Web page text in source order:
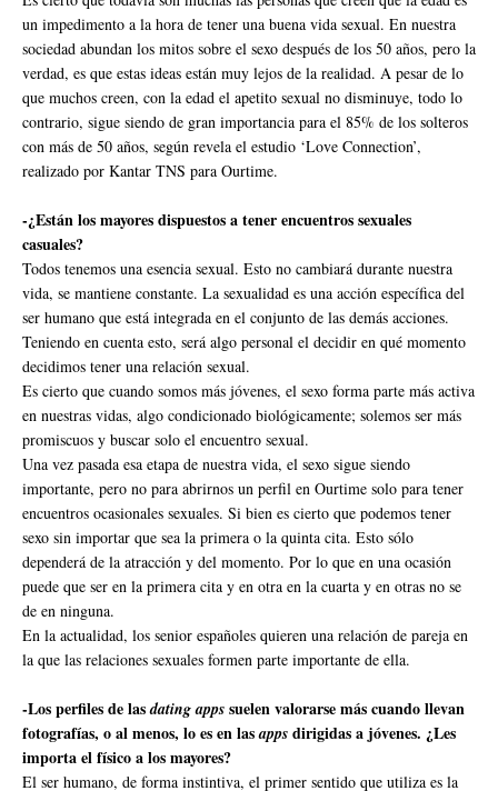
un impedimento a la hora de tener una buena vida sexual. En nuestra
sociedad abundan los mitos sobre el sexo después de los 50 años, pero la
verdad, es que estas ideas están muy lejos de la realidad. A pesar de lo
que muchos creen, con la edad el apetito sexual no disminuye, todo lo
contrario, sigue siendo de gran importancia para el 85% de los solteros
con más de 50 años, según revela el estudio ‘Love Connection’,
realizado por Kantar TNS para Ourtime.
-¿Están los mayores dispuestos a tener encuentros sexuales
casuales?
Todos tenemos una esencia sexual. Esto no cambiará durante nuestra
vida, se mantiene constante. La sexualidad es una acción específica del
ser humano que está integrada en el conjunto de las demás acciones.
Teniendo en cuenta esto, será algo personal el decidir en qué momento
decidimos tener una relación sexual.
Es cierto que cuando somos más jóvenes, el sexo forma parte más activa
en nuestras vidas, algo condicionado biológicamente; solemos ser más
promiscuos y buscar solo el encuentro sexual.
Una vez pasada esa etapa de nuestra vida, el sexo sigue siendo
importante, pero no para abrirnos un perfil en Ourtime solo para tener
encuentros ocasionales sexuales. Si bien es cierto que podemos tener
sexo sin importar que sea la primera o la quinta cita. Esto sólo
dependerá de la atracción y del momento. Por lo que en una ocasión
puede que ser en la primera cita y en otra en la cuarta y en otras no se
de en ninguna.
En la actualidad, los senior españoles quieren una relación de pareja en
la que las relaciones sexuales formen parte importante de ella.
-Los perfiles de lasdating apps suelen valorarse más cuando llevan
fotografías, o al menos, lo es en lasapps dirigidas a jóvenes. ¿Les
importa el físico a los mayores?
El ser humano, de forma instintiva, el primer sentido que utiliza es la